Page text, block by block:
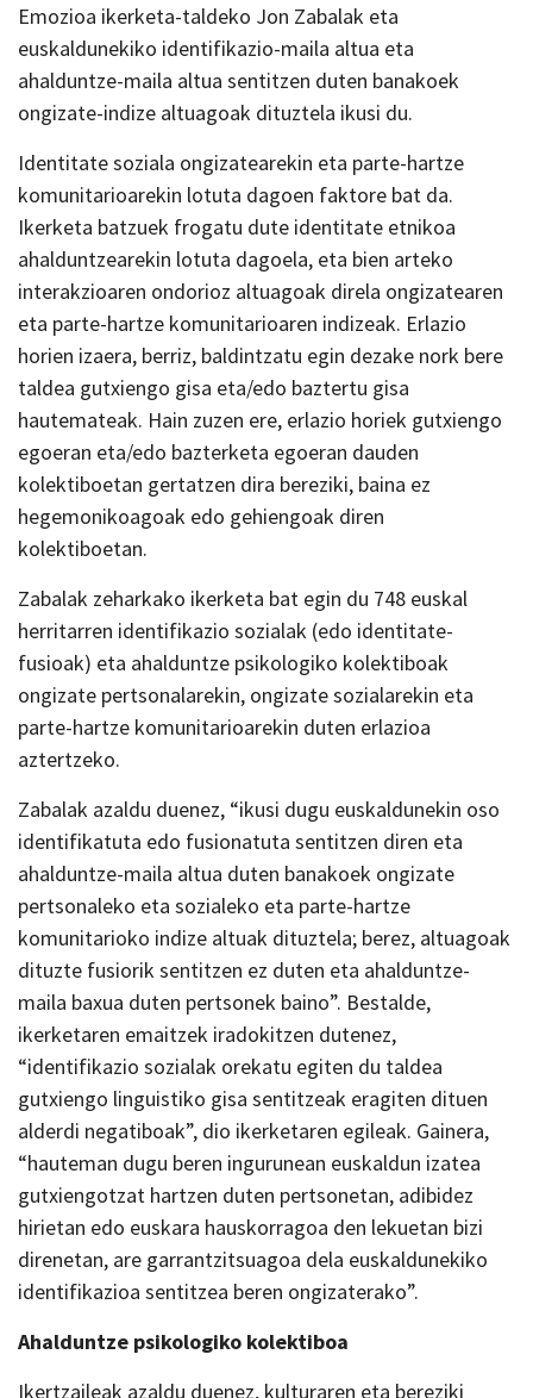
Emozioa ikerketa-taldeko Jon Zabalak eta
euskaldunekiko identifikazio-maila altua eta
ahalduntze-maila altua sentitzen duten banakoek
ongizate-indize altuagoak dituztela ikusi du.
Identitate soziala ongizatearekin eta parte-hartze
komunitarioarekin lotuta dagoen faktore bat da.
Ikerketa batzuek frogatu dute identitate etnikoa
ahalduntzearekin lotuta dagoela, eta bien arteko
interakzioaren ondorioz altuagoak direla ongizatearen
eta parte-hartze komunitarioaren indizeak. Erlazio
horien izaera, berriz, baldintzatu egin dezake nork bere
taldea gutxiengo gisa eta/edo baztertu gisa
hautemateak. Hain zuzen ere, erlazio horiek gutxiengo
egoeran eta/edo bazterketa egoeran dauden
kolektiboetan gertatzen dira bereziki, baina ez
hegemonikoagoak edo gehiengoak diren
kolektiboetan.
Zabalak zeharkako ikerketa bat egin du 748 euskal
herritarren identifikazio sozialak (edo identitate-
fusioak) eta ahalduntze psikologiko kolektiboak
ongizate pertsonalarekin, ongizate sozialarekin eta
parte-hartze komunitarioarekin duten erlazioa
aztertzeko.
Zabalak azaldu duenez, “ikusi dugu euskaldunekin oso
identifikatuta edo fusionatuta sentitzen diren eta
ahalduntze-maila altua duten banakoek ongizate
pertsonaleko eta sozialeko eta parte-hartze
komunitarioko indize altuak dituztela; berez, altuagoak
dituzte fusiorik sentitzen ez duten eta ahalduntze-
maila baxua duten pertsonek baino”. Bestalde,
ikerketaren emaitzek iradokitzen dutenez,
“identifikazio sozialak orekatu egiten du taldea
gutxiengo linguistiko gisa sentitzeak eragiten dituen
alderdi negatiboak”, dio ikerketaren egileak. Gainera,
“hauteman dugu beren ingurunean euskaldun izatea
gutxiengotzat hartzen duten pertsonetan, adibidez
hirietan edo euskara hauskorragoa den lekuetan bizi
direnetan, are garrantzitsuagoa dela euskaldunekiko
identifikazioa sentitzea beren ongizaterako”.
Ahalduntze psikologiko kolektiboa
Ikertzaileak azaldu duenez, kulturaren eta bereziki